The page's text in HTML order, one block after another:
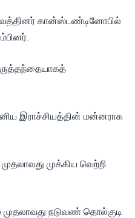
கான்ஸ்டண்டினோபில்
இராச்சியத்தின் மன்னராக
முக்கிய வெற்றி
முதலாவது நடுவண் தொல்குடி